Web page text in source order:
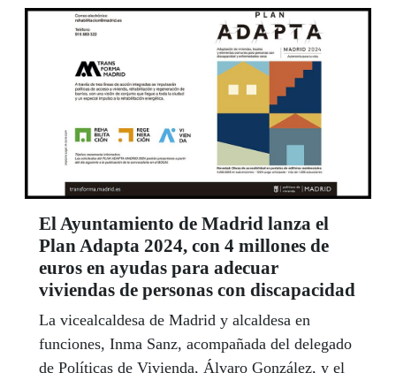
El Ayuntamiento de Madrid lanza el
Plan Adapta 2024, con 4 millones de
euros en ayudas para adecuar
viviendas de personas con discapacidad
La vicealcaldesa de Madrid y alcaldesa en
funciones, Inma Sanz, acompañada del delegado
de Políticas de Vivienda, Álvaro González, y el